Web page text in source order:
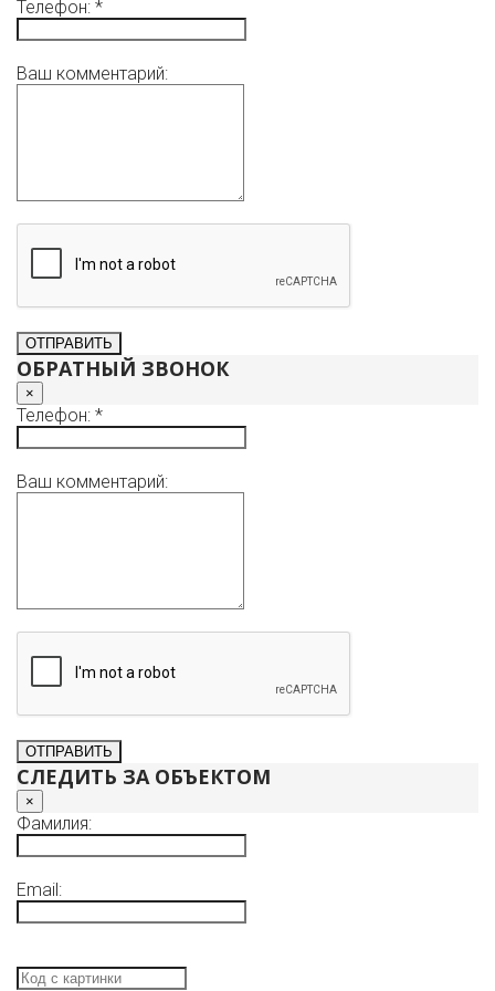
Телефон: *
Ваш комментарий:
ОБРАТНЫЙ ЗВОНОК
×
Телефон: *
Ваш комментарий:
СЛЕДИТЬ ЗА ОБЪЕКТОМ
×
Фамилия:
Email: